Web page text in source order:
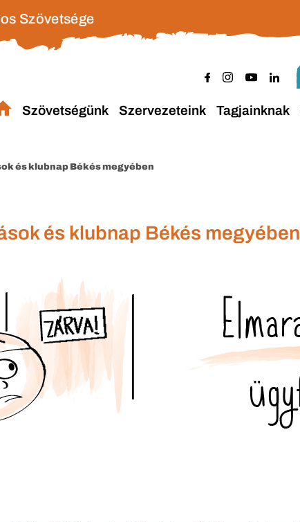
Szövetsége
Szövetségünk Szervezeteink Tagjainknak
és klubnap Békés megyében
és klubnap Békés megyében